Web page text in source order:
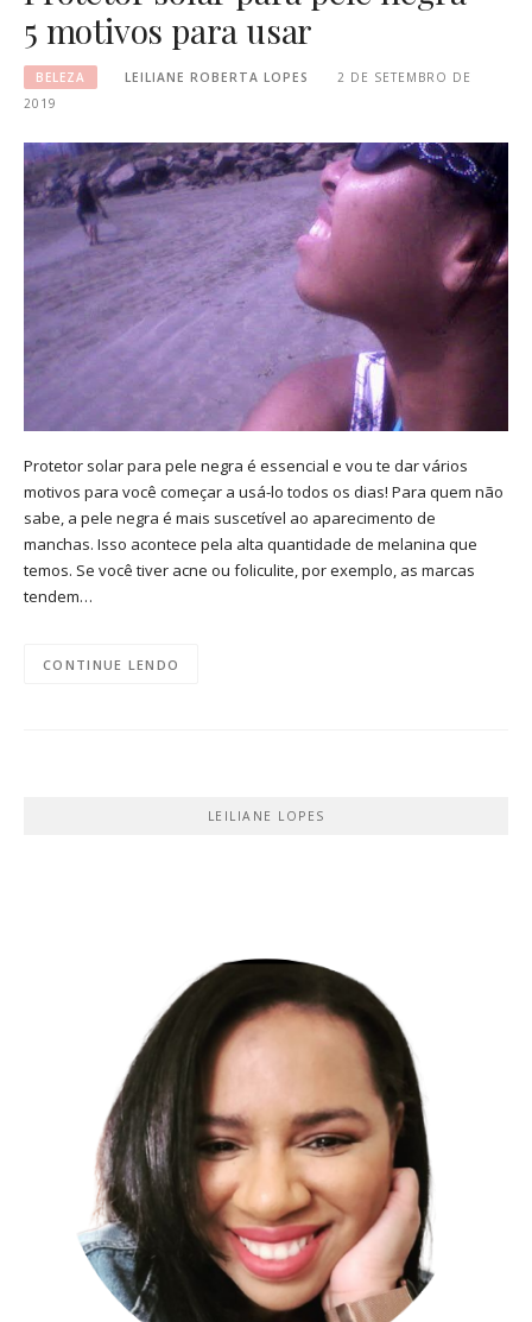
5 motivos para usar
BELEZA LEILIANE ROBERTA LOPES
2 DE SETEMBRO DE
2019
Protetor solar para pele negra é essencial e vou te dar vários
motivos para você começar a usá-lo todos os dias! Para quem não
sabe, a pele negra é mais suscetível ao aparecimento de
manchas. Isso acontece pela alta quantidade de melanina que
temos. Se você tiver acne ou foliculite, por exemplo, as marcas
tendem…
CONTINUE LENDO
LEILIANE LOPES